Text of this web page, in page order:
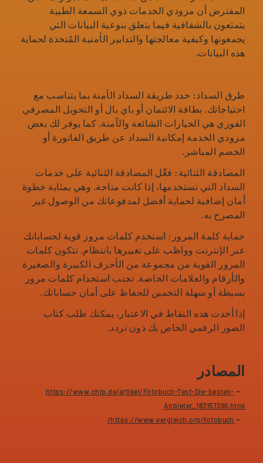
المفترض أن مزودي الخدمات ذوي السمعة الطيبة
يتمتعون بالشفافية فيما يتعلق بنوعية البيانات التي
يجمعونها وكيفية معالجتها والتدابير الأمنية المُتخذة لحماية
هذه البيانات.
طرق السداد: حدد طريقة السداد الآمنة بما يتناسب مع
احتياجاتك. بطاقة الائتمان أو باي بال أو التحويل المصرفي
الفوري هي الخيارات الشائعة والآمنة. كما يوفر لك بعض
مزودي الخدمة إمكانية السداد عن طريق الفاتورة أو
الخصم المباشر.
المصادقة الثنائية: فعِّل المصادقة الثنائية على خدمات
السداد التي تستخدمها، إذا كانت متاحة. وهي بمثابة خطوة
أمان إضافية لحماية أفضل لمدفوعاتك من الوصول غير
المصرح به.
حماية كلمة المرور: استخدم كلمات مرور قوية لحساباتك
عبر الإنترنت وواظب على تغييرها بانتظام. تتكون كلمات
المرور القوية من مجموعة من الأحرف الكبيرة والصغيرة
والأرقام والعلامات الخاصة. تجنب استخدام كلمات مرور
بسيطة أو سهلة التخمين للحفاظ على أمان حساباتك.
إذا أخذت هذه النقاط في الاعتبار، يمكنك طلب كتاب
الصور الرقمي الخاص بك دون تردد.
المصادر
https://www.chip.de/artikel/Fotobuch-Test-Die-besten-
Anbieter_183157396.html
https://www.vergleich.org/fotobuch/